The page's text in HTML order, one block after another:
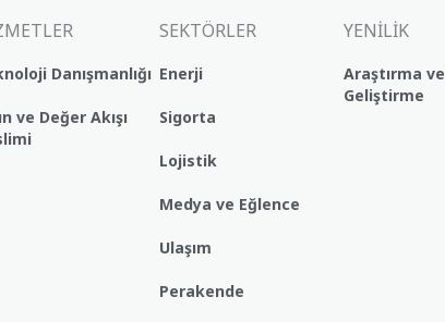
Danışmanlığı
ve Değer Akışı
SEKTÖRLER
Enerji
Sigorta
Lojistik
Medya ve Eğlence
Ulaşım
Perakende
YENİLİK
Araştırma ve
Geliştirme